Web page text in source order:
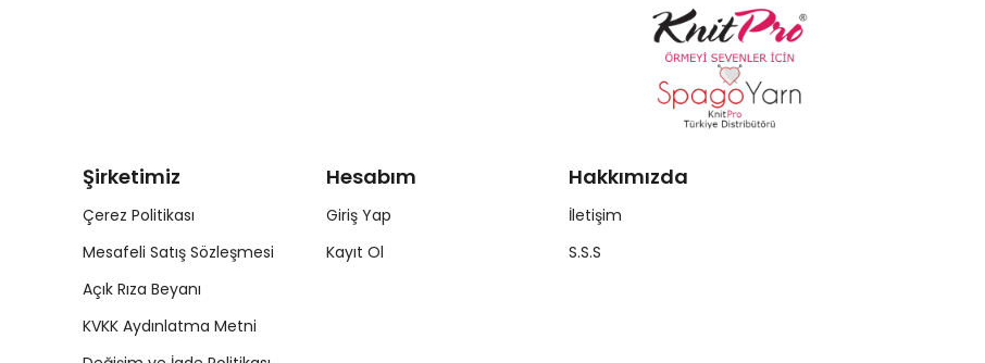
Şirketimiz
Çerez Politikası
Mesafeli Satış Sözleşmesi
Açık Rıza Beyanı
KVKK Aydınlatma Metni
Hesabım
Giriş Yap
Kayıt Ol
Hakkımızda
İletişim
S.S.S